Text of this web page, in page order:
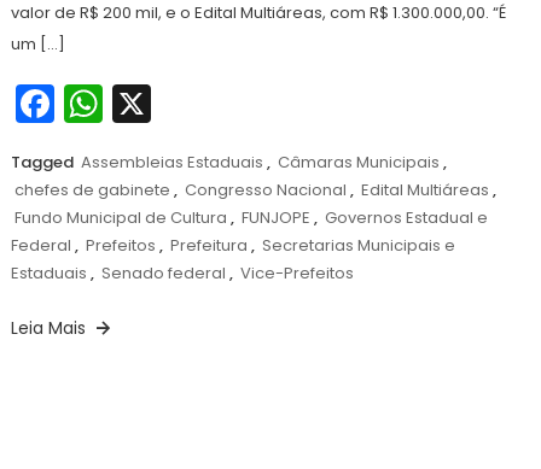
valor de R$ 200 mil, e o Edital Multiáreas, com R$ 1.300.000,00. “É
um […]
Facebook
WhatsApp
X
Tagged Assembleias Estaduais , Câmaras Municipais ,
chefes de gabinete , Congresso Nacional , Edital Multiáreas ,
Fundo Municipal de Cultura , FUNJOPE , Governos Estadual e
Federal , Prefeitos , Prefeitura , Secretarias Municipais e
Estaduais , Senado federal , Vice-Prefeitos
Leia Mais